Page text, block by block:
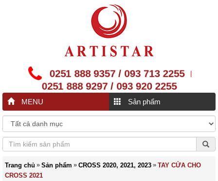
0251 888 9357 / 093 713 2255
0251 888 9297 / 093 920 2255
MENU Sản phẩm
Trang chủ » Sản phẩm » CROSS 2020, 2021, 2023 » TAY CỬA CHO
CROSS 2021